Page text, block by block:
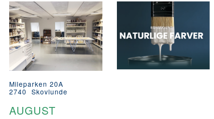
Mileparken 20A
2740 Skovlunde
AUGUST